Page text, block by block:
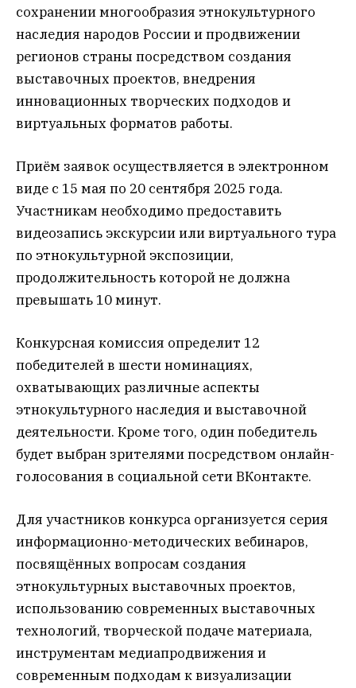
сохранении многообразия этнокультурного
наследия народов России и продвижении
регионов страны посредством создания
выставочных проектов, внедрения
инновационных творческих подходов и
виртуальных форматов работы.
Приём заявок осуществляется в электронном
виде с 15 мая по 20 сентября 2025 года.
Участникам необходимо предоставить
видеозапись экскурсии или виртуального тура
по этнокультурной экспозиции,
продолжительность которой не должна
превышать 10 минут.
Конкурсная комиссия определит 12
победителей в шести номинациях,
охватывающих различные аспекты
этнокультурного наследия и выставочной
деятельности. Кроме того, один победитель
будет выбран зрителями посредством онлайн-
голосования в социальной сети ВКонтакте.
Для участников конкурса организуется серия
информационно-методических вебинаров,
посвящённых вопросам создания
этнокультурных выставочных проектов,
использованию современных выставочных
технологий, творческой подаче материала,
инструментам медиапродвижения и
современным подходам к визуализации